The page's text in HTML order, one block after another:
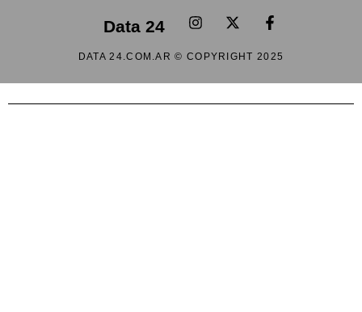
Data 24
DATA 24.COM.AR © COPYRIGHT 2025